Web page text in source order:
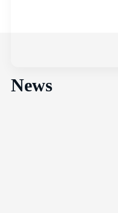
News